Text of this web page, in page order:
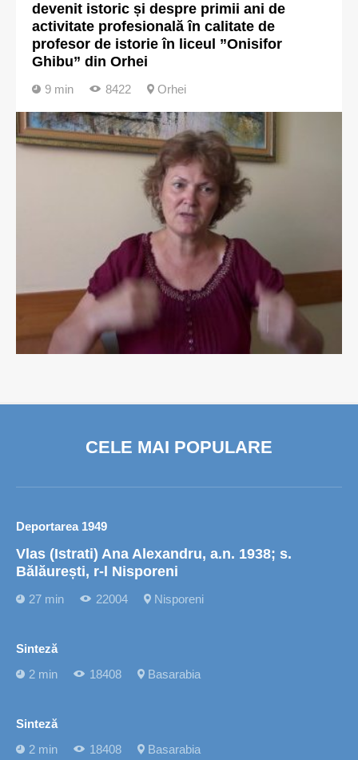
devenit istoric și despre primii ani de
activitate profesională în calitate de
profesor de istorie în liceul ”Onisifor
Ghibu” din Orhei
9 min 8422 Orhei
CELE MAI POPULARE
Deportarea 1949
Vlas (Istrati) Ana Alexandru, a.n. 1938; s.
Bălăurești, r-l Nisporeni
27 min 22004 Nisporeni
Sinteză
2 min
18408 Basarabia
Sinteză
2 min
18408 Basarabia